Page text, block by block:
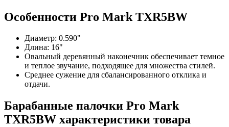
Особенности Pro Mark TXR5BW
Диаметр: 0.590"
Длина: 16"
Овальный деревянный наконечник обеспечивает темное
и теплое звучание, подходящее для множества стилей.
Среднее сужение для сбалансированного отклика и
отдачи.
Барабанные палочки Pro Mark
TXR5BW характеристики товара